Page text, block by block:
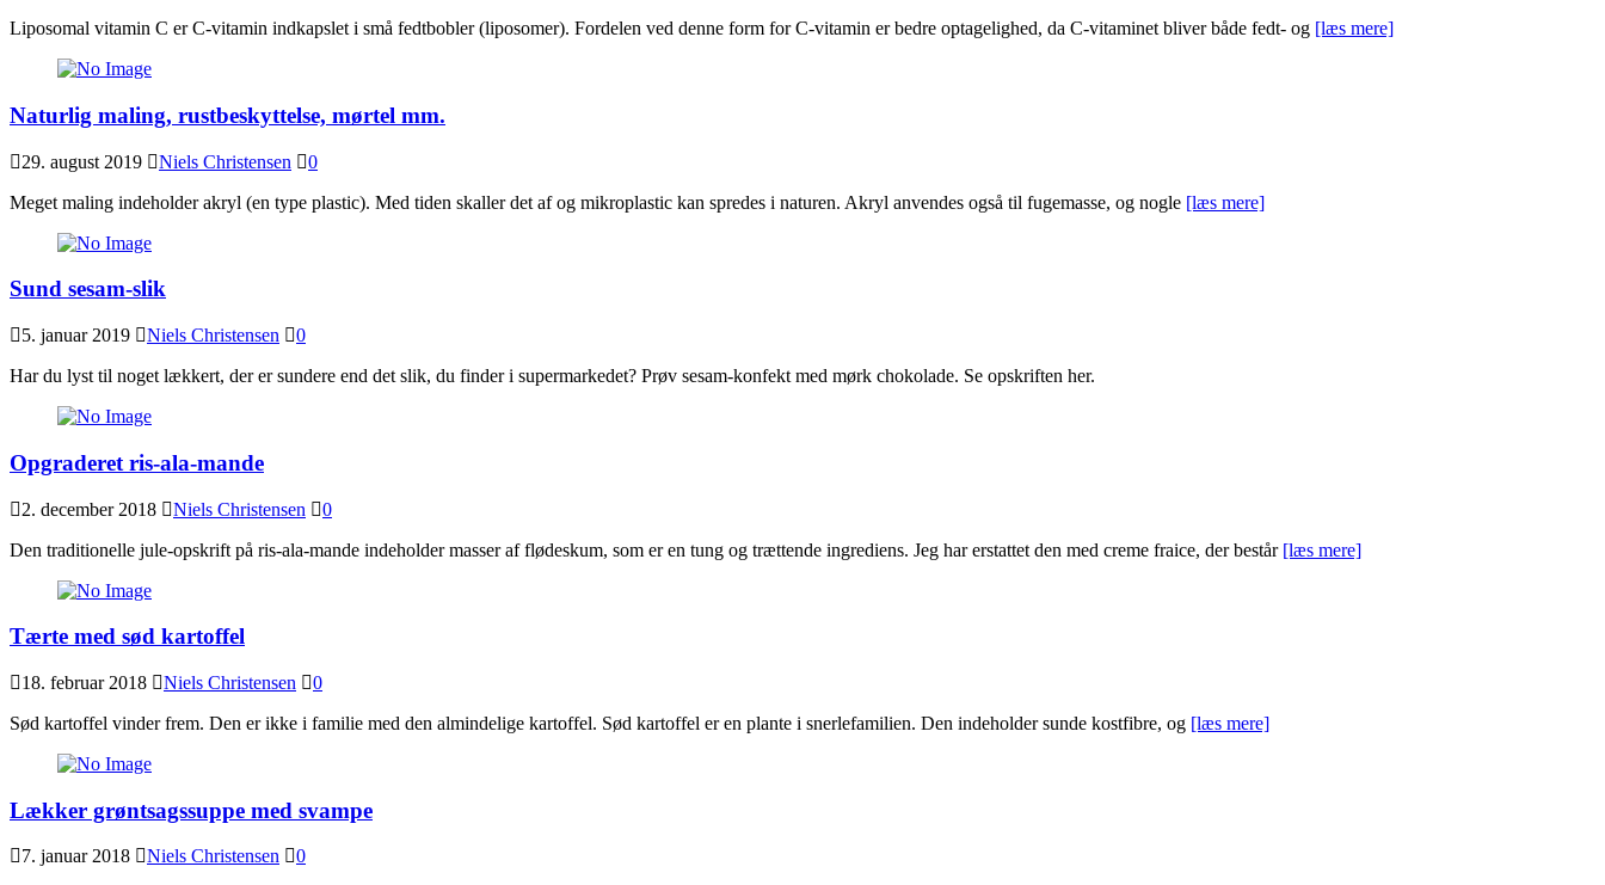
Liposomal vitamin C er C-vitamin indkapslet i små fedtbobler (liposomer). Fordelen ved denne form for C-vitamin er bedre optagelighed, da C-vitaminet bliver både fedt- og [læs mere]
Naturlig maling, rustbeskyttelse, mørtel mm.
29. august 2019 Niels Christensen
0
Meget maling indeholder akryl (en type plastic). Med tiden skaller det af og mikroplastic kan spredes i naturen. Akryl anvendes også til fugemasse, og nogle [læs mere]
Sund sesam-slik
5. januar 2019 Niels Christensen
0
Har du lyst til noget lækkert, der er sundere end det slik, du finder i supermarkedet? Prøv sesam-konfekt med mørk chokolade. Se opskriften her.
Opgraderet ris-ala-mande
2. december 2018 Niels Christensen
0
Den traditionelle jule-opskrift på ris-ala-mande indeholder masser af flødeskum, som er en tung og trættende ingrediens. Jeg har erstattet den med creme fraice, der består [læs mere]
Tærte med sød kartoffel
18. februar 2018 Niels Christensen
0
Sød kartoffel vinder frem. Den er ikke i familie med den almindelige kartoffel. Sød kartoffel er en plante i snerlefamilien. Den indeholder sunde kostfibre, og [læs mere]
Lækker grøntsagssuppe med svampe
7. januar 2018 Niels Christensen
0